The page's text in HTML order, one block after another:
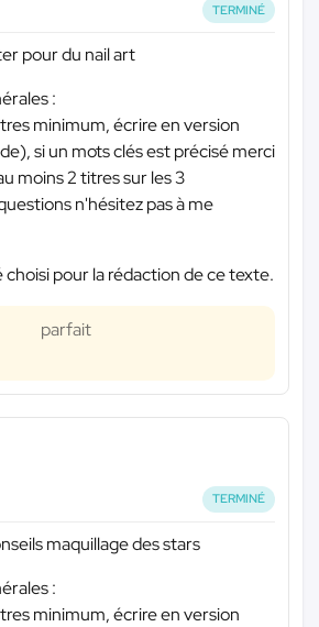
TERMINÉ
pour du nail art
:
minimum, écrire en version
si un mots clés est précisé merci
moins 2 titres sur les 3
n'hésitez pas à me
choisi pour la rédaction de ce texte.
parfait
TERMINÉ
maquillage des stars
:
minimum, écrire en version